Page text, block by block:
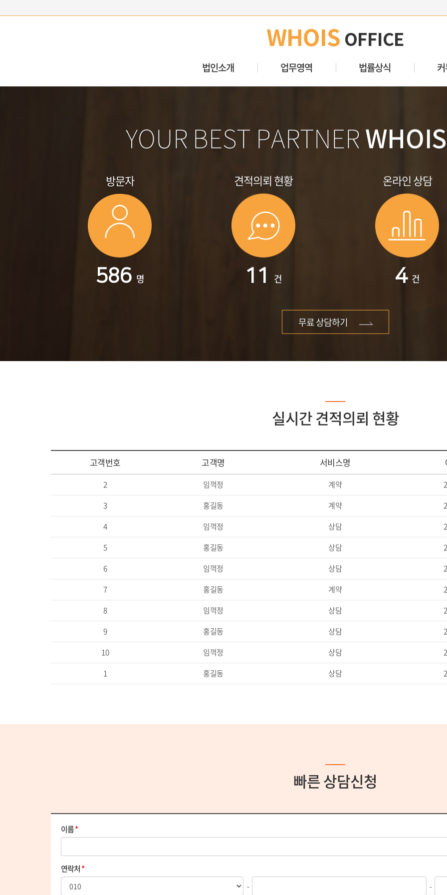
법인소개 업무영역 법률상식
YOUR BEST PARTNER
방문자
648 명
견적의뢰 현황
11 건
온라인 상담
4 건
무료 상담하기
실시간 견적의뢰 현황
고객번호 고객명 서비스명
3 홍길동 계약
4
임꺽정 상담
5
홍길동 상담
6
임꺽정 상담
7
홍길동 계약
8
임꺽정 상담
9
홍길동 상담
10
임꺽정 상담
1
홍길동 상담
2
임꺽정 계약
빠른 상담신청
이름*
연락처*
- -